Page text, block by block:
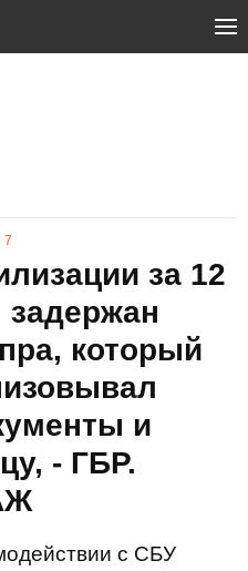
7
за 12
который
и
- ГБР.
с СБУ